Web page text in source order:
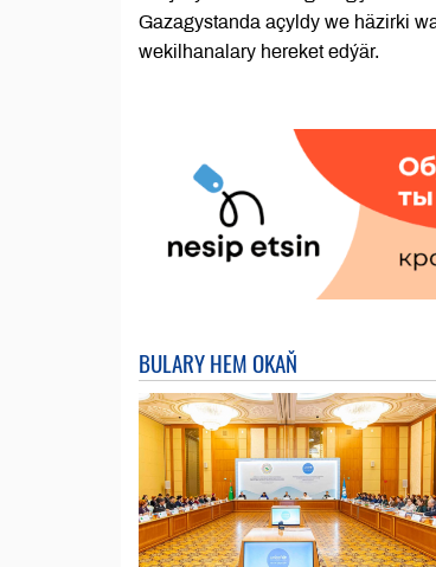
Gazagystanda açyldy we häzirki
wekilhanalary hereket edýär.
BULARY HEM OKAŇ